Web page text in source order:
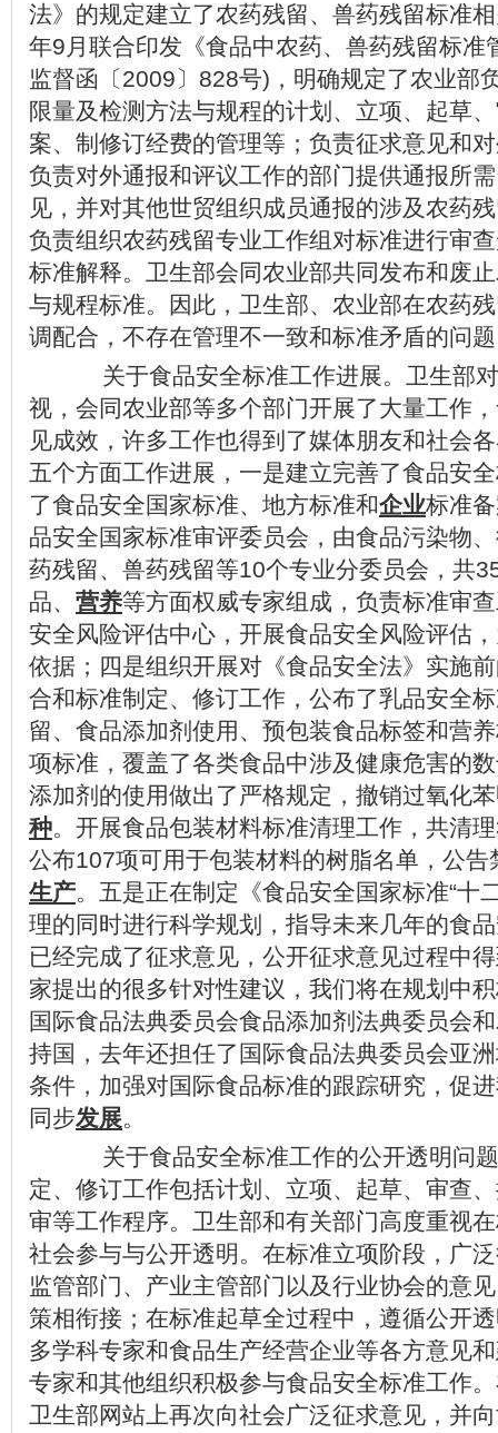
法》的规定建立了农药残留、兽药残留标准
年9月联合印发《食品中农药、兽药残留标准
监督函〔2009〕828号)，明确规定了农业部
限量及检测方法与规程的计划、立项、起草
案、制修订经费的管理等；负责征求意见和
负责对外通报和评议工作的部门提供通报所
见，并对其他世贸组织成员通报的涉及农药
负责组织农药残留专业工作组对标准进行审
标准解释。卫生部会同农业部共同发布和废
与规程标准。因此，卫生部、农业部在农药
调配合，不存在管理不一致和标准矛盾的问
关于食品安全标准工作进展。卫生部对
视，会同农业部等多个部门开展了大量工作
见成效，许多工作也得到了媒体朋友和社会
五个方面工作进展，一是建立完善了食品安
了食品安全国家标准、地方标准和企业标准
品安全国家标准审评委员会，由食品污染物
药残留、兽药残留等10个专业分委员会，共
品、 营养等方面权威专家组成，负责标准审
安全风险评估中心，开展食品安全风险评估
依据；四是组织开展对《食品安全法》实施
合和标准制定、修订工作，公布了乳品安全
留、食品添加剂使用、预包装食品标签和营
项标准，覆盖了各类食品中涉及健康危害的
添加剂的使用做出了严格规定，撤销过氧化
种。开展食品包装材料标准清理工作，共清
公布107项可用于包装材料的树脂名单，公
生产。五是正在制定《食品安全国家标准“十
理的同时进行科学规划，指导未来几年的食
已经完成了征求意见，公开征求意见过程中
家提出的很多针对性建议，我们将在规划中
国际食品法典委员会食品添加剂法典委员会
持国，去年还担任了国际食品法典委员会亚
条件，加强对国际食品标准的跟踪研究，促
同步发展。
关于食品安全标准工作的公开透明问题
定、修订工作包括计划、立项、起草、审查
审等工作程序。卫生部和有关部门高度重视
社会参与与公开透明。在标准立项阶段，广
监管部门、产业主管部门以及行业协会的意
策相衔接；在标准起草全过程中，遵循公开
多学科专家和食品生产经营企业等各方意见
专家和其他组织积极参与食品安全标准工作
卫生部网站上再次向社会广泛征求意见，并